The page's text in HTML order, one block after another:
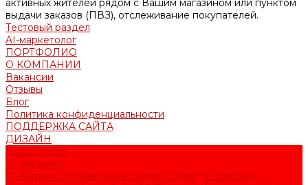
выдачи заказов (ПВЗ), отслеживание покупателей.
Тестовый раздел
AI-маркетолог
ПОРТФОЛИО
О КОМПАНИИ
Вакансии
Отзывы
Блог
Политика конфиденциальности
ПОДДЕРЖКА САЙТА
ДИЗАЙН
ПРОДУКТЫ
1С-Битрикс
1С-Битрикс: Управление сайтом. Старт 1С-Битрикс: